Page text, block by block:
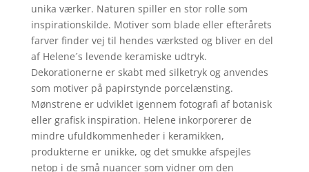
unika værker. Naturen spiller en stor rolle som
inspirationskilde. Motiver som blade eller efterårets
farver finder vej til hendes værksted og bliver en del
af Helene´s levende keramiske udtryk.
Dekorationerne er skabt med silketryk og anvendes
som motiver på papirstynde porcelænsting.
Mønstrene er udviklet igennem fotografi af botanisk
eller grafisk inspiration. Helene inkorporerer de
mindre ufuldkommenheder i keramikken,
produkterne er unikke, og det smukke afspejles
netop i de små nuancer som vidner om den